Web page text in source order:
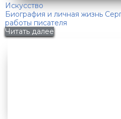
Искусство
Биография и личная жизнь
работы писателя
Читать далее